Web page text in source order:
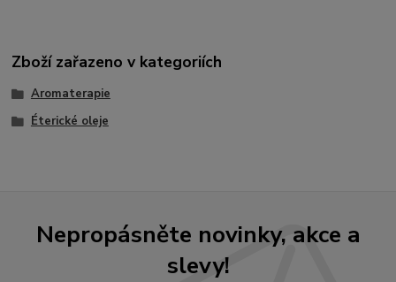
Zboží zařazeno v kategoriích
Aromaterapie
Éterické oleje
Nepropásněte novinky, akce a
slevy!